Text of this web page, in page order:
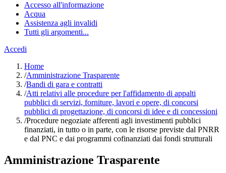
Accesso all'informazione
Acqua
Assistenza agli invalidi
Tutti gli argomenti...
Accedi
Home
/Amministrazione Trasparente
/Bandi di gara e contratti
/Atti relativi alle procedure per l'affidamento di appalti
pubblici di servizi, forniture, lavori e opere, di concorsi
pubblici di progettazione, di concorsi di idee e di concessioni
/Procedure negoziate afferenti agli investimenti pubblici
finanziati, in tutto o in parte, con le risorse previste dal PNRR
e dal PNC e dai programmi cofinanziati dai fondi strutturali
Amministrazione Trasparente